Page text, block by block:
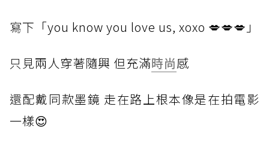
寫下 「you know you love us, xoxo 💋💋💋」
只見兩人穿著隨興 但充滿時尚感
還配戴同款墨鏡 走在路上根本像是在拍電影
一樣😍